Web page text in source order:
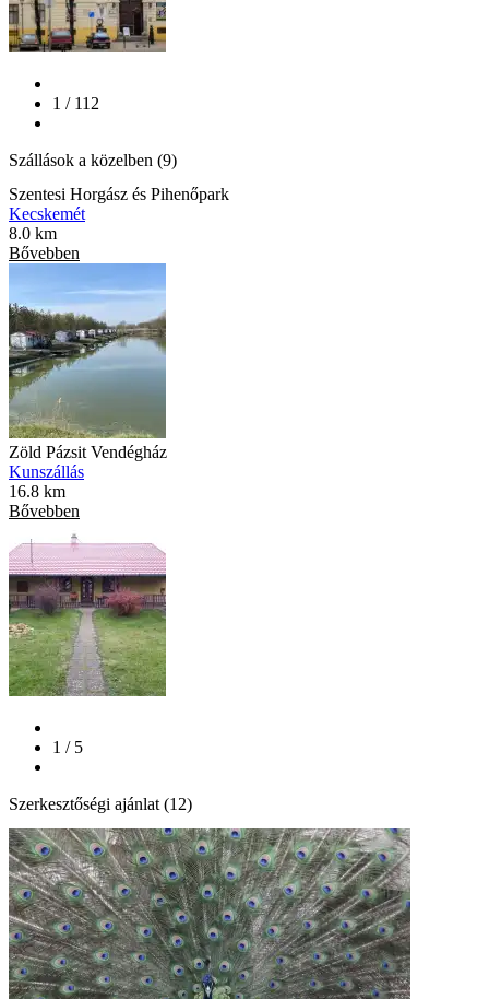
1 / 112
Szállások a közelben (9)
Szentesi Horgász és Pihenőpark
Kecskemét
8.0 km
Bővebben
Zöld Pázsit Vendégház
Kunszállás
16.8 km
Bővebben
1 / 5
Szerkesztőségi ajánlat (12)